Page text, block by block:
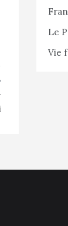
Le
Vie